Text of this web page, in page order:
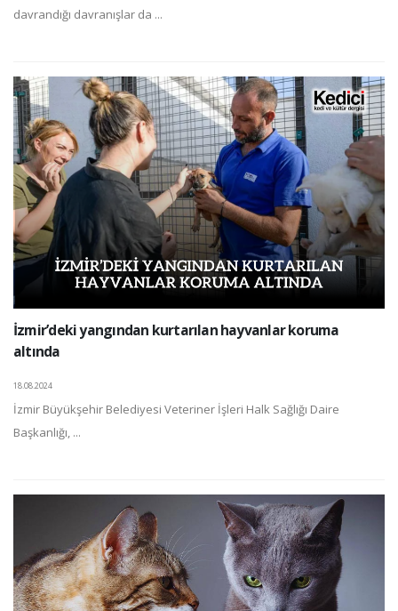
davrandığı davranışlar da ...
İzmir’deki yangından kurtarılan hayvanlar koruma
altında
18.08.2024
İzmir Büyükşehir Belediyesi Veteriner İşleri Halk Sağlığı Daire
Başkanlığı, ...